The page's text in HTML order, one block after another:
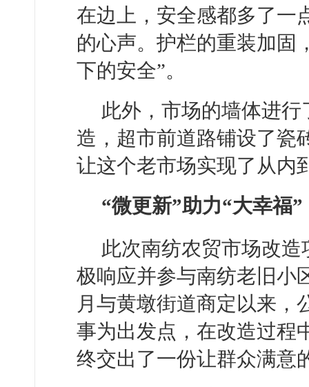
在边上，安全感都多了一
的心声。护栏的重装加固
下的安全”。
此外，市场的墙体进
造，超市前道路铺设了
让这个老市场实现了从内
“微更新”助力“大幸福”
此次南纺农贸市场改
极响应并参与南纺老旧小
月与黄墩街道商定以来，
事为出发点，在改造过程
终交出了一份让群众满意